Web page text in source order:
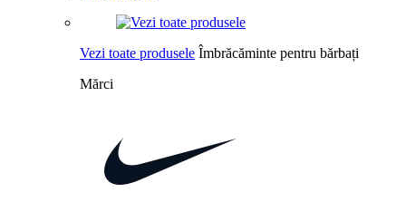
Vezi toate produsele Îmbrăcăminte pentru bărbați
Mărci